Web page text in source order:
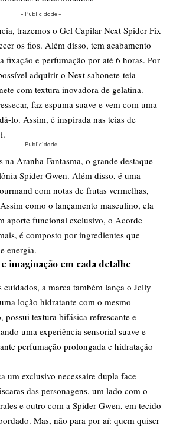
- Publicidade -
trazemos o Gel Capilar Next Spider Fix
os fios. Além disso, tem acabamento
fixação e perfumação por até 6 horas. Por
adquirir o Next sabonete-teia
com textura inovadora de gelatina.
faz espuma suave e vem com uma
lo. Assim, é inspirada nas teias de
- Publicidade -
na Aranha-Fantasma, o grande destaque
Spider Gwen. Além disso, é uma
com notas de frutas vermelhas,
como o lançamento masculino, ela
aporte funcional exclusivo, o Acorde
é composto por ingredientes que
energia.
imaginação em cada detalhe
cuidados, a marca também lança o Jelly
loção hidratante com o mesmo
textura bifásica refrescante e
uma experiência sensorial suave e
perfumação prolongada e hidratação
um exclusivo necessaire dupla face
das personagens, um lado com o
e outro com a Spider-Gwen, em tecido
Mas, não para por aí: quem quiser